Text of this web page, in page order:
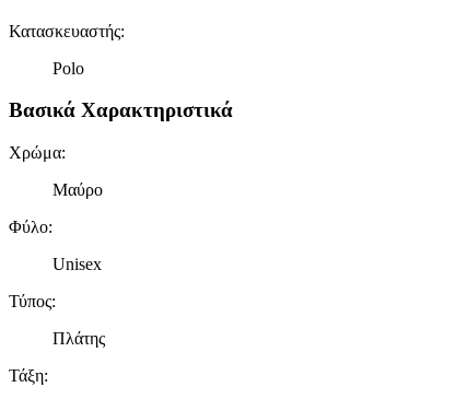
Κατασκευαστής:
Polo
Βασικά Χαρακτηριστικά
Χρώμα:
Μαύρο
Φύλο:
Unisex
Τύπος:
Πλάτης
Τάξη: